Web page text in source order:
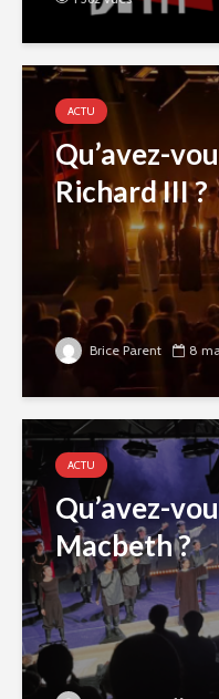
ACTU
Qu’avez-
Richard III ?
Brice Parent 8
ACTU
Qu’avez-
Macbeth ?